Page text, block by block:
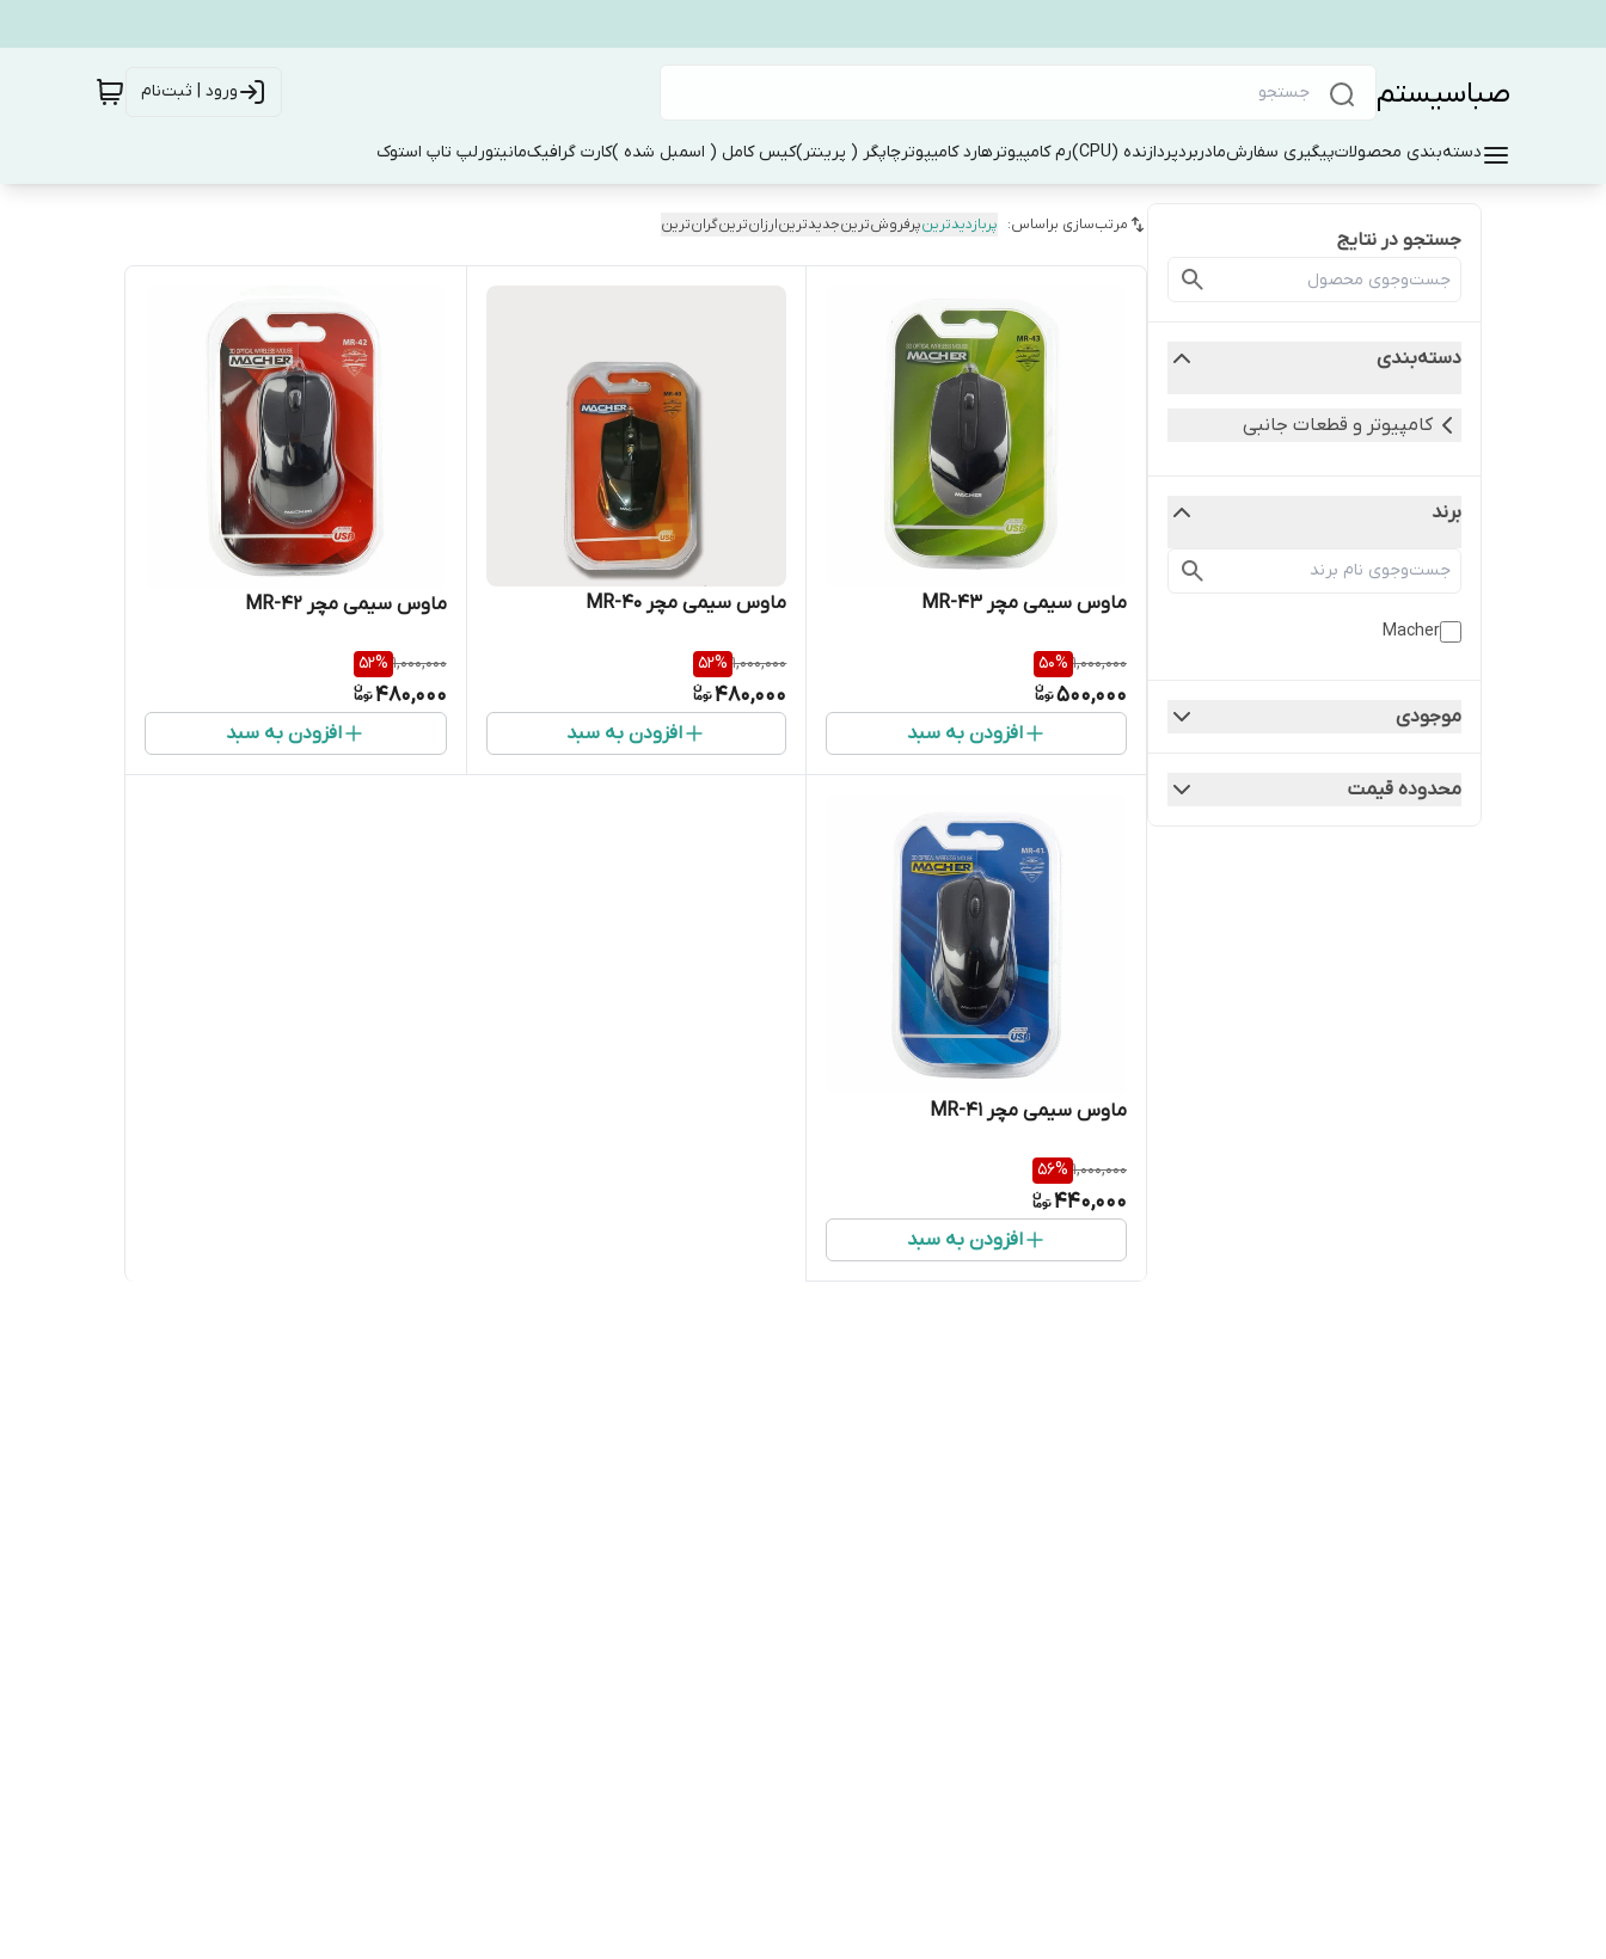
صباسیستم ورود | ثبت‌نام
دسته‌بندی محصولاتپیگیری سفارشمادربردپردازنده (CPU) رم کامپیوترهارد کامیپوترچاپگر ( پرینتر)کیس کامل ( اسمبل شده )کارت گرافیکمانیتورلپ تاپ استوک
جستجو در نتایج
دسته‌بندی
کامپیوتر و قطعات جانبی
برند
Macher
موجودی
محدوده قیمت
مرتب‌سازی براساس: پربازدیدترینپرفروش‌ترینجدیدترینارزان‌ترینگران‌ترین
ماوس سیمی مچر MR-43
1,000,000
50%
500,000
افزودن به سبد
ماوس سیمی مچر MR-40
1,000,000
52%
480,000
افزودن به سبد
ماوس سیمی مچر MR-42
1,000,000
52%
480,000
افزودن به سبد
ماوس سیمی مچر MR-41
1,000,000
56%
440,000
افزودن به سبد